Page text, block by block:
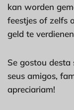
kan worden
feestjes of zelfs
geld te
Se gostou desta
seus amigos,
apreciariam!